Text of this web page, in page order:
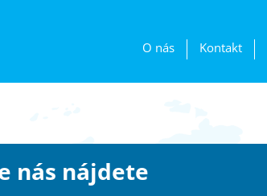
O nás Kontakt
nás nájdete